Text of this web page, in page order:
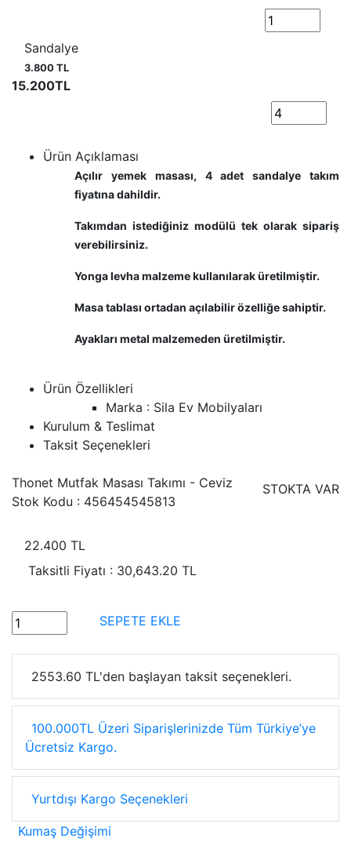
Sandalye
3.800 TL
15.200TL
Ürün Açıklaması
Açılır yemek masası, 4 adet sandalye takım
fiyatına dahildir.
Takımdan istediğiniz modülü tek olarak sipariş
verebilirsiniz.
Yonga levha malzeme kullanılarak üretilmiştir.
Masa tablası ortadan açılabilir özelliğe sahiptir.
Ayakları metal malzemeden üretilmiştir.
Ürün Özellikleri
Marka : Sila Ev Mobilyaları
Kurulum & Teslimat
Taksit Seçenekleri
Thonet Mutfak Masası Takımı - Ceviz
Stok Kodu : 456454545813
STOKTA VAR
22.400 TL
Taksitli Fiyatı : 30,643.20 TL
SEPETE EKLE
2553.60 TL'den başlayan taksit seçenekleri.
100.000TL Üzeri Siparişlerinizde Tüm Türkiye’ye
Ücretsiz Kargo.
Yurtdışı Kargo Seçenekleri
Kumaş Değişimi